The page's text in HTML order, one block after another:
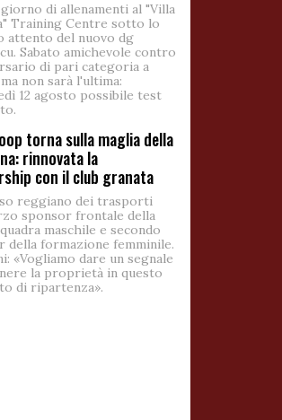
di allenamenti al "Villa
Training Centre sotto lo
attento del nuovo dg
Sabato amichevole contro
di pari categoria a
non sarà l'ultima:
12 agosto possibile test
torna sulla maglia della
rinnovata la
con il club granata
reggiano dei trasporti
sponsor frontale della
maschile e secondo
della formazione femminile.
«Vogliamo dare un segnale
la proprietà in questo
di ripartenza».